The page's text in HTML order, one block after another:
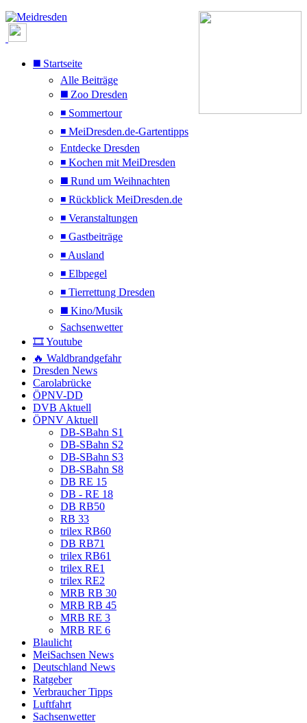
◼️ Startseite
Alle Beiträge
◼️ Zoo Dresden
◾ Sommertour
◾ MeiDresden.de-Gartentipps
Entdecke Dresden
◾ Kochen mit MeiDresden
◼️ Rund um Weihnachten
◾ Rückblick MeiDresden.de
◾ Veranstaltungen
◾ Gastbeiträge
◾ Ausland
◾ Elbpegel
◾ Tierrettung Dresden
◼️ Kino/Musik
Sachsenwetter
🎞️ Youtube
🔥 Waldbrandgefahr
Dresden News
Carolabrücke
ÖPNV-DD
DVB Aktuell
ÖPNV Aktuell
DB-SBahn S1
DB-SBahn S2
DB-SBahn S3
DB-SBahn S8
DB RE 15
DB - RE 18
DB RB50
RB 33
trilex RB60
DB RB71
trilex RB61
trilex RE1
trilex RE2
MRB RB 30
MRB RB 45
MRB RE 3
MRB RE 6
Blaulicht
MeiSachsen News
Deutschland News
Ratgeber
Verbraucher Tipps
Luftfahrt
Sachsenwetter